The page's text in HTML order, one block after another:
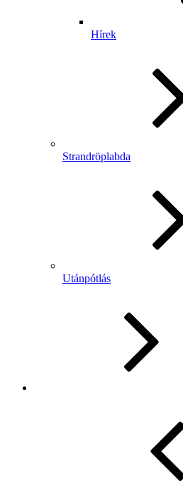
Hírek
Strandröplabda
Utánpótlás